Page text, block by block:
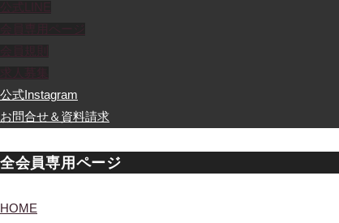
公式LINE
会員専用ページ
会員規則
求人募集
公式Instagram
お問合せ＆資料請求
全会員専用ページ
HOME